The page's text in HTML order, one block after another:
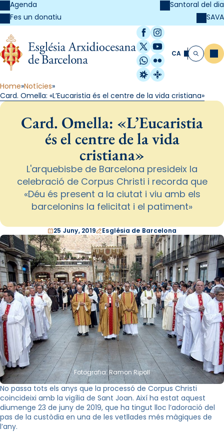
Agenda
Fes un donatiu
Santoral del dia
SAVA
Facebook
Instagram
X / Twitter
YouTube
WhatsApp
Flickr
Radio Estel
Catalunya
CA Cerca
Home Notícies
Card. Omella: «L’Eucaristia és el centre de la vida cristiana»
Card. Omella: «L’Eucaristia
és el centre de la vida
cristiana»
L'arquebisbe de Barcelona presideix la
celebració de Corpus Christi i recorda que
«Déu és present a la ciutat i viu amb els
barcelonins la felicitat i el patiment»
25 Juny, 2019 Església de Barcelona
Fotografia: Ramon Ripoll
No passa tots els anys que la processó de Corpus Christi
coincideixi amb la vigília de Sant Joan. Així ha estat aquest
diumenge 23 de juny de 2019, que ha tingut lloc l’adoració del
pas de la custòdia en una de les vetllades més màgiques de
l’any.